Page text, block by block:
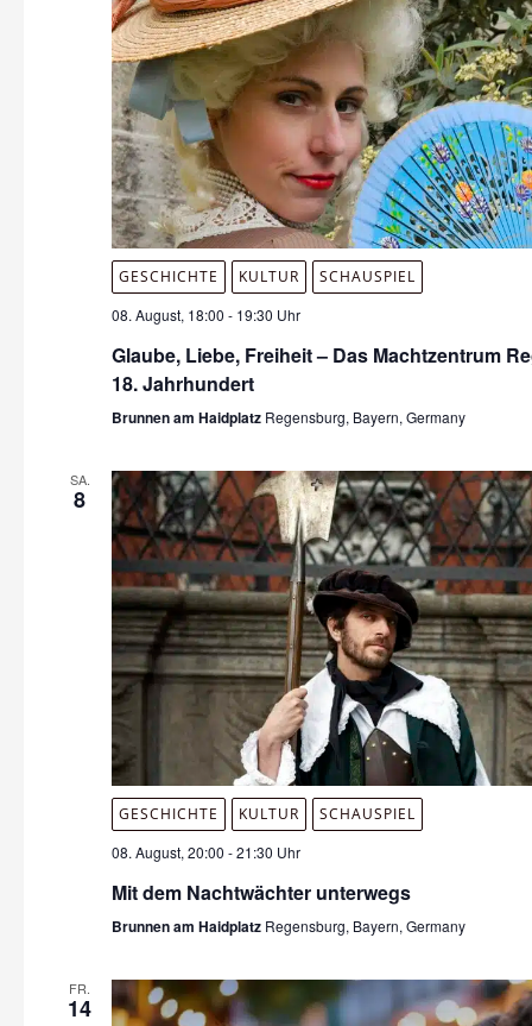
GESCHICHTE KULTUR
SCHAUSPIEL
08. August, 18:00 - 19:30 Uhr
Glaube, Liebe, Freiheit – Das Machtzentrum
18. Jahrhundert
Brunnen am Haidplatz Regensburg, Bayern, Germany
SA.
8
GESCHICHTE KULTUR
SCHAUSPIEL
08. August, 20:00 -21:30 Uhr
Mit dem Nachtwächter unterwegs
Brunnen am Haidplatz Regensburg, Bayern, Germany
FR.
14